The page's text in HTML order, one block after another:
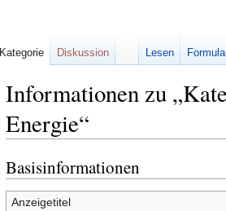
Informationen zu
Energie“
Zur
Navigation
springen
Zur
Suche
springen
Basisinformationen
Anzeigetitel
Kategorie Diskussion Lesen